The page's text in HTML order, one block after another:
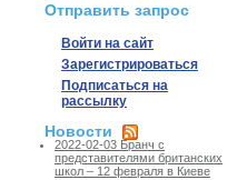
Отправить запрос
Войти на сайт
Зарегистрироваться
Подписаться на
рассылку
Новости
2022-02-03 Бранч с
представителями британских
школ – 12 февраля в Киеве